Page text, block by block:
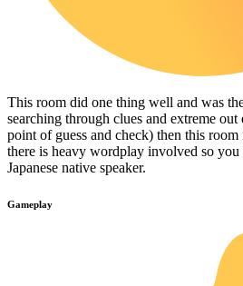
This room did one thing well and was
searching through clues and extreme
point of guess and check) then this
there is heavy wordplay involved so
Japanese native speaker.
Gameplay